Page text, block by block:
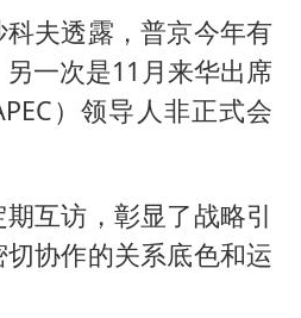
夫透露，普京今年有
一次是11月来华出席
）领导人非正式会
互访，彰显了战略引
协作的关系底色和运